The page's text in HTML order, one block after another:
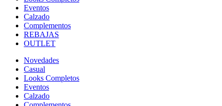
Eventos
Calzado
Complementos
REBAJAS
OUTLET
Novedades
Casual
Looks Completos
Eventos
Calzado